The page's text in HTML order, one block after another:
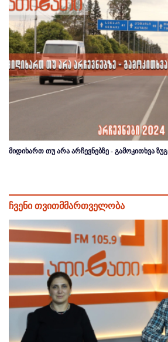
მიდიხართ თუ არა არჩევნებზე - გამოკითხვა
ჩვენი თვითმმართველობა